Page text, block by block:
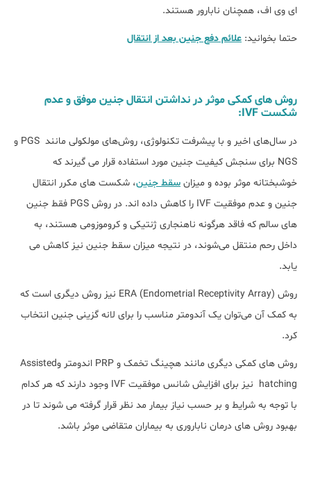
ای وی اف، همچنان نابارور هستند.
حتما بخوانید: علائم دفع جنین بعد از انتقال
روش های کمکی موثر در نداشتن انتقال جنین موفق و عدم
شکست IVF:
در سال‌های اخیر و با پیشرفت تکنولوژی، روش‌های مولکولی مانند PGS و
NGS برای سنجش کیفیت جنین مورد استفاده قرار می گیرند که
خوشبختانه موثر بوده و میزان سقط جنین
، شکست ‎های مکرر انتقال
جنین و عدم موفقیت IVF را کاهش داده اند. در روش PGS فقط جنین
های سالم که فاقد هرگونه ناهنجاری ژنتیکی و کروموزومی هستند، به
داخل رحم منتقل می‌شوند، در نتیجه میزان سقط جنین نیز کاهش می
یابد.
روش ERA (Endometrial Receptivity Array) نیز روش دیگری است که
به کمک آن می‌توان یک آندومتر مناسب را برای لانه گزینی جنین انتخاب
کرد.
روش های کمکی دیگری مانند هچینگ تخمک و PRP اندومتر وAssisted
hatching نیز برای افزایش شانس موفقیت IVF وجود دارند که هر کدام
با توجه به شرایط و بر حسب نیاز بیمار مد نظر قرار گرفته می شوند تا در
بهبود روش های درمان ناباروری به بیماران متقاضی موثر باشد.